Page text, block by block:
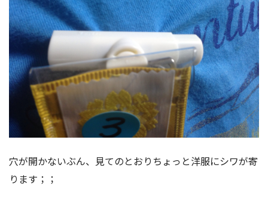
穴が開かないぶん、見てのとおりちょっと洋服にシワが寄
ります；；